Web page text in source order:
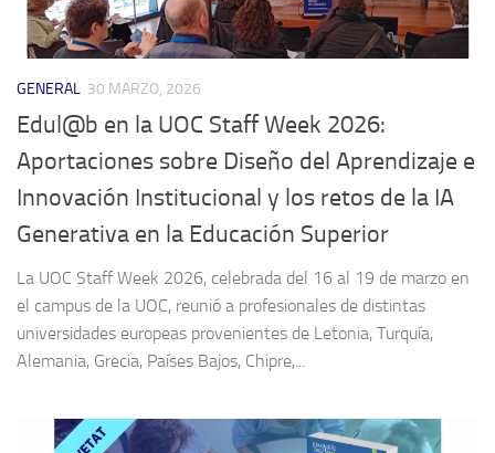
GENERAL 30 MARZO, 2026
Edul@b en la UOC Staff Week 2026:
Aportaciones sobre Diseño del Aprendizaje e
Innovación Institucional y los retos de la IA
Generativa en la Educación Superior
La UOC Staff Week 2026, celebrada del 16 al 19 de marzo en
el campus de la UOC, reunió a profesionales de distintas
universidades europeas provenientes de Letonia, Turquía,
Alemania, Grecia, Países Bajos, Chipre,...